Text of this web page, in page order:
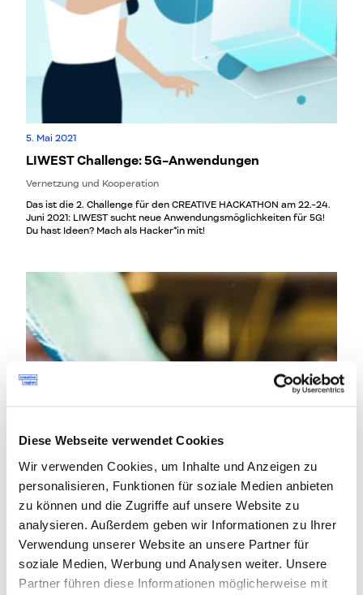
Diese Webseite verwendet Cookies
Wir verwenden Cookies, um Inhalte und Anzeigen zu
personalisieren, Funktionen für soziale Medien anbieten
zu können und die Zugriffe auf unsere Website zu
analysieren. Außerdem geben wir Informationen zu Ihrer
Verwendung unserer Website an unsere Partner für
soziale Medien, Werbung und Analysen weiter. Unsere
Partner führen diese Informationen möglicherweise mit
5. Mai 2021
LIWEST Challenge: 5G-Anwendungen
Vernetzung und Kooperation
Das ist die 2. Challenge für den CREATIVE HACKATHON am 22.-24.
Juni 2021: LIWEST sucht neue Anwendungsmöglichkeiten für 5G!
Du hast Ideen? Mach als Hacker*in mit!